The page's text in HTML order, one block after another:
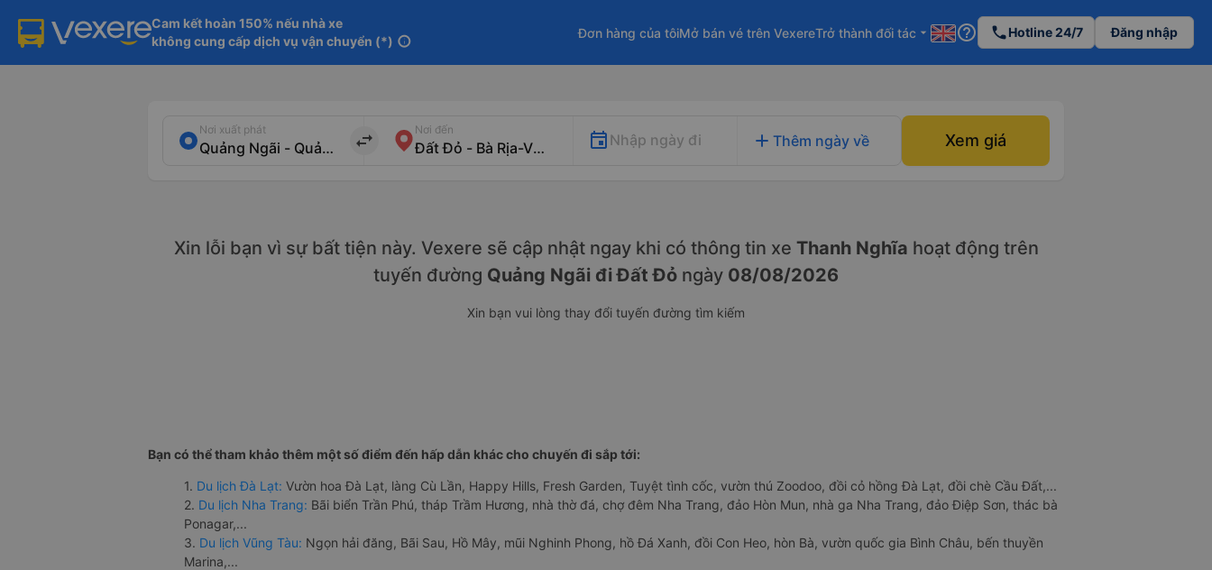
Cam kết hoàn 150% nếu nhà xe
không cung cấp dịch vụ vận chuyển (*) info
Đơn hàng của tôiMở bán vé trên VexereTrở thành đối tác arrow_drop_down help_outline phoneHotline 24/7 Đăng nhập
Nơi xuất phát
import_export
Nơi đến
Nhập ngày đi add Thêm ngày về Xem giá
Xin lỗi bạn vì sự bất tiện này. Vexere sẽ cập nhật ngay khi có thông tin xe Thanh Nghĩa hoạt động trên
tuyến đường Quảng Ngãi đi Đất Đỏ ngày 08/08/2026
Xin bạn vui lòng thay đổi tuyến đường tìm kiếm
Bạn có thể tham khảo thêm một số điểm đến hấp dẫn khác cho chuyến đi sắp tới:
1. Du lịch Đà Lạt: Vườn hoa Đà Lạt, làng Cù Lần, Happy Hills, Fresh Garden, Tuyệt tình cốc, vườn thú Zoodoo, đồi cỏ hồng Đà Lạt, đồi chè Cầu Đất,...
2. Du lịch Nha Trang: Bãi biển Trần Phú, tháp Trầm Hương, nhà thờ đá, chợ đêm Nha Trang, đảo Hòn Mun, nhà ga Nha Trang, đảo Điệp Sơn, thác bà
Ponagar,...
3. Du lịch Vũng Tàu: Ngọn hải đăng, Bãi Sau, Hồ Mây, mũi Nghinh Phong, hồ Đá Xanh, đồi Con Heo, hòn Bà, vườn quốc gia Bình Châu, bến thuyền
Marina,...